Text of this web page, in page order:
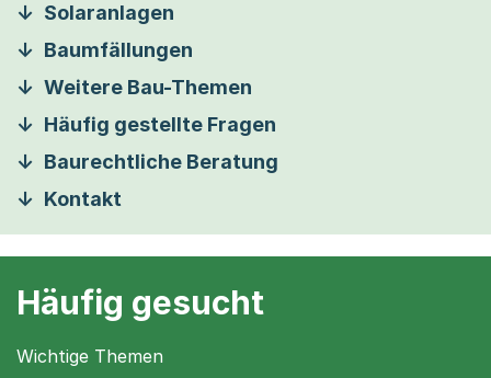
Solaranlagen
Baumfällungen
Weitere Bau-Themen
Häufig gestellte Fragen
Baurechtliche Beratung
Kontakt
Häufig gesucht
Wichtige Themen